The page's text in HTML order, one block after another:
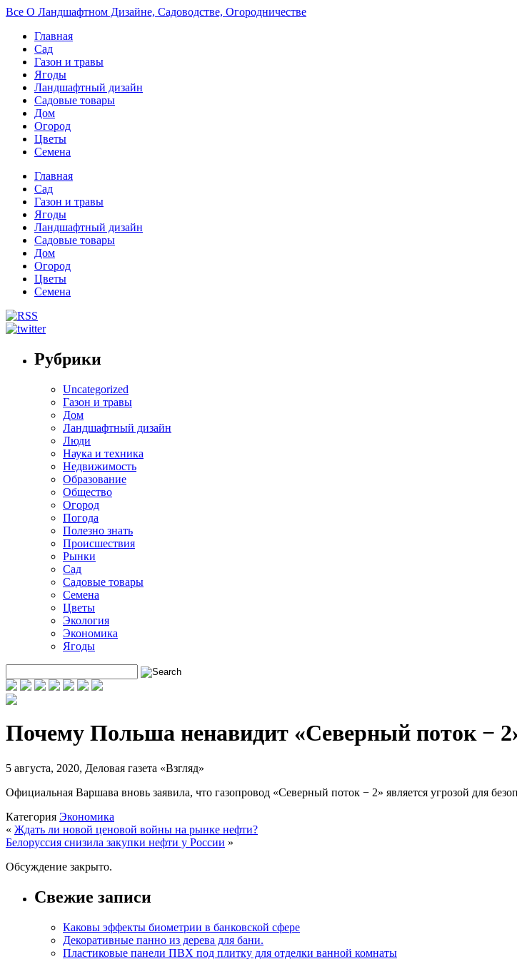
Все О Ландшафтном Дизайне, Садоводстве, Огородничестве
Главная
Сад
Газон и травы
Ягоды
Ландшафтный дизайн
Садовые товары
Дом
Огород
Цветы
Семена
Главная
Сад
Газон и травы
Ягоды
Ландшафтный дизайн
Садовые товары
Дом
Огород
Цветы
Семена
Рубрики
Uncategorized
Газон и травы
Дом
Ландшафтный дизайн
Люди
Наука и техника
Недвижимость
Образование
Общество
Огород
Погода
Полезно знать
Происшествия
Рынки
Сад
Садовые товары
Семена
Цветы
Экология
Экономика
Ягоды
Почему Польша ненавидит «Северный поток −
5 августа, 2020, Деловая газета «Взгляд»
Официальная Варшава вновь заявила, что газопровод «Северный поток − 2» является угрозой для
Категория Экономика
« Ждать ли новой ценовой войны на рынке нефти?
Белоруссия снизила закупки нефти у России »
Обсуждение закрыто.
Свежие записи
Каковы эффекты биометрии в банковской сфере
Декоративные панно из дерева для бани.
Пластиковые панели ПВХ под плитку для отделки ванной комнаты